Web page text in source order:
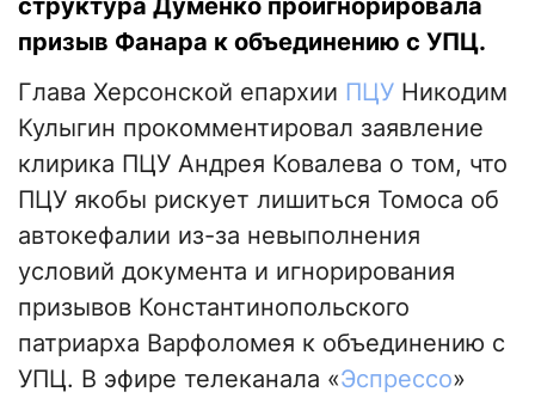
призыв Фанара к объединению с УПЦ.
Глава Херсонской епархии ПЦУ Никодим
Кулыгин прокомментировал заявление
клирика ПЦУ Андрея Ковалева о том, что
ПЦУ якобы рискует лишиться Томоса об
автокефалии из-за невыполнения
условий документа и игнорирования
призывов Константинопольского
патриарха Варфоломея к объединению с
УПЦ. В эфире телеканала «Эспрессо»